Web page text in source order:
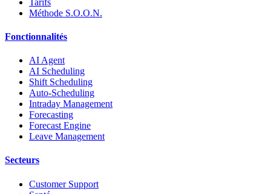
Méthode S.O.O.N.
Fonctionnalités
AI Agent
AI Scheduling
Shift Scheduling
Auto-Scheduling
Intraday Management
Forecasting
Forecast Engine
Leave Management
Secteurs
Customer Support